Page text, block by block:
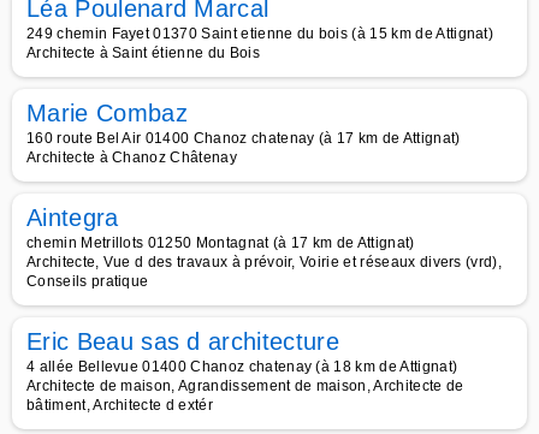
Léa Poulenard Marcal
249 chemin Fayet 01370 Saint etienne du bois (à 15 km de Attignat)
Architecte à Saint étienne du Bois
Marie Combaz
160 route Bel Air 01400 Chanoz chatenay (à 17 km de Attignat)
Architecte à Chanoz Châtenay
Aintegra
chemin Metrillots 01250 Montagnat (à 17 km de Attignat)
Architecte, Vue d des travaux à prévoir, Voirie et réseaux divers (vrd),
Conseils pratique
Eric Beau sas d architecture
4 allée Bellevue 01400 Chanoz chatenay (à 18 km de Attignat)
Architecte de maison, Agrandissement de maison, Architecte de
bâtiment, Architecte d extér